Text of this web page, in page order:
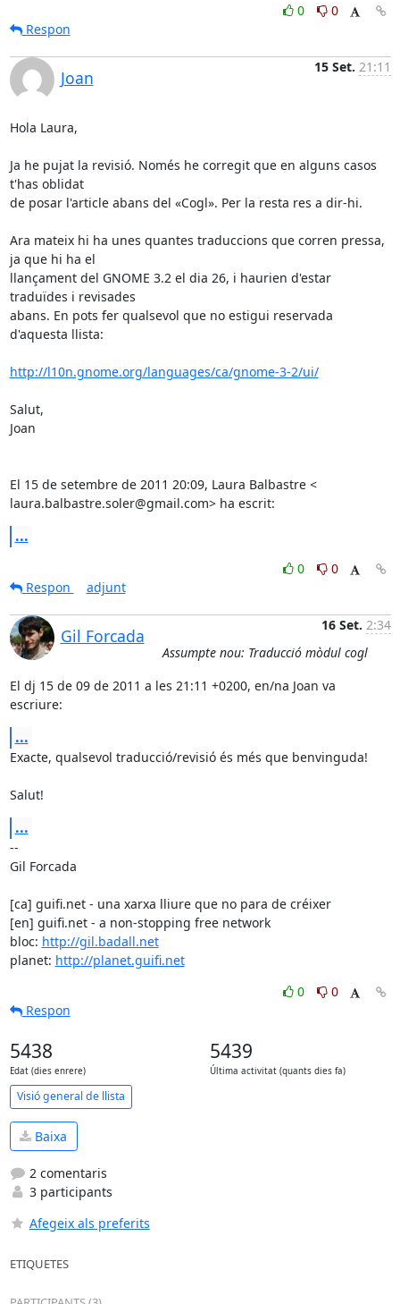
0
0
Respon
Joan
15 Set. 21:11
Hola Laura,
Ja he pujat la revisió. Només he corregit que en alguns casos
t'has oblidat
de posar l'article abans del «Cogl». Per la resta res a dir-hi.
Ara mateix hi ha unes quantes traduccions que corren pressa,
ja que hi ha el
llançament del GNOME 3.2 el dia 26, i haurien d'estar
traduïdes i revisades
abans. En pots fer qualsevol que no estigui reservada
d'aquesta llista:
http://l10n.gnome.org/languages/ca/gnome-3-2/ui/
Salut,
Joan
El 15 de setembre de 2011 20:09, Laura Balbastre <
laura.balbastre.soler@gmail.com> ha escrit:
...
0
0
Respon
adjunt
Gil Forcada
16 Set. 2:34
Assumpte nou: Traducció mòdul cogl
El dj 15 de 09 de 2011 a les 21:11 +0200, en/na Joan va
escriure:
...
Exacte, qualsevol traducció/revisió és més que benvinguda!
Salut!
...
--
Gil Forcada
[ca] guifi.net - una xarxa lliure que no para de créixer
[en] guifi.net - a non-stopping free network
bloc: http://gil.badall.net
planet: http://planet.guifi.net
0
0
Respon
5438
Edat (dies enrere)
5439
Última activitat (quants dies fa)
Visió general de llista
Baixa
2 comentaris
3 participants
Afegeix als preferits
ETIQUETES